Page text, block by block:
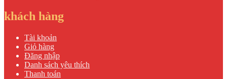
khách hàng
Tài khoản
Giỏ hàng
Đăng nhập
Danh sách yêu thích
Thanh toán